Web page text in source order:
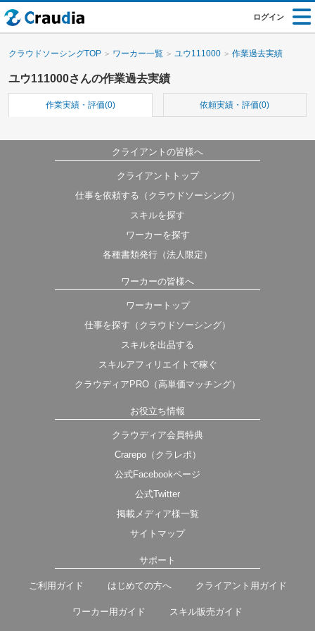
ログイン
クラウドソーシングTOP ワーカー一覧 ユウ111000 作業過去実績
ユウ111000さんの作業過去実績
作業実績・評価(0) 依頼実績・評価(0)
クライアントの皆様へ
クライアントトップ
仕事を依頼する（クラウドソーシング）
スキルを探す
ワーカーを探す
各種書類発行（法人限定）
ワーカーの皆様へ
ワーカートップ
仕事を探す（クラウドソーシング）
スキルを出品する
スキルアフィリエイトで稼ぐ
クラウディアPRO（高単価マッチング）
お役立ち情報
クラウディア会員特典
Crarepo（クラレポ）
公式Facebookページ
公式Twitter
掲載メディア様一覧
サイトマップ
サポート
ご利用ガイド はじめての方へ クライアント用ガイド
ワーカー用ガイド スキル販売ガイド